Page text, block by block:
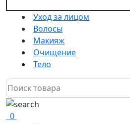
Уход за лицом
Волосы
Макияж
Очищение
Тело
0